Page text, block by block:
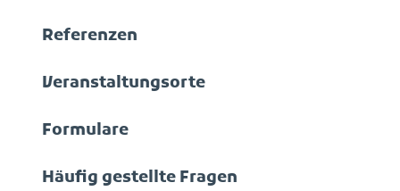
Referenzen
Veranstaltungsorte
Formulare
Häufig gestellte Fragen